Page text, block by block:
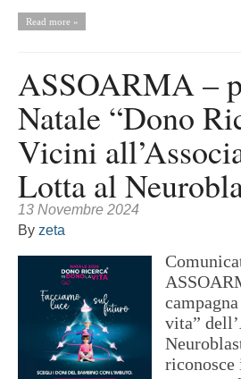
Read more »
ASSOARMA –
Natale “Dono
Vicini
Lotta al
13 Novembre 2024
By zeta
vita”